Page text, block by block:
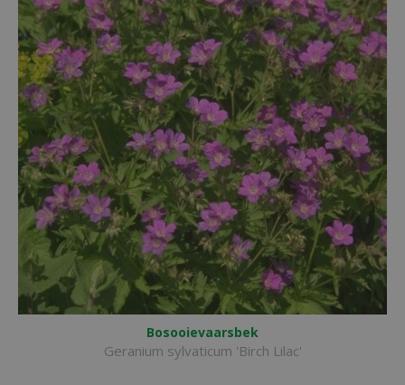
Bosooievaarsbek
Geranium sylvaticum 'Birch Lilac'